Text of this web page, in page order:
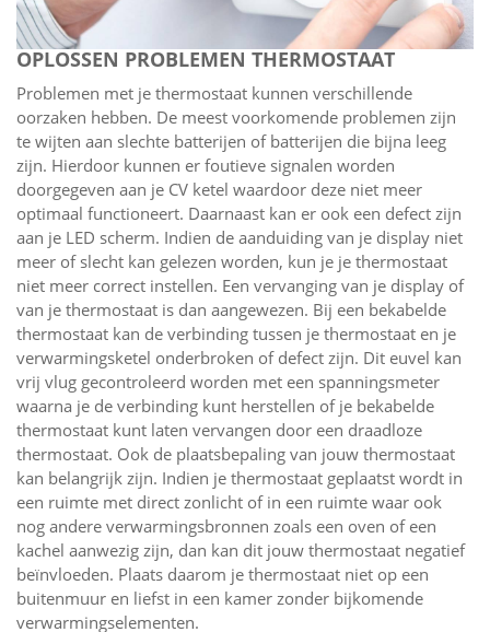
OPLOSSEN PROBLEMEN THERMOSTAAT
Problemen met je thermostaat kunnen verschillende
oorzaken hebben. De meest voorkomende problemen zijn
te wijten aan slechte batterijen of batterijen die bijna leeg
zijn. Hierdoor kunnen er foutieve signalen worden
doorgegeven aan je CV ketel waardoor deze niet meer
optimaal functioneert. Daarnaast kan er ook een defect zijn
aan je LED scherm. Indien de aanduiding van je display niet
meer of slecht kan gelezen worden, kun je je thermostaat
niet meer correct instellen. Een vervanging van je display of
van je thermostaat is dan aangewezen. Bij een bekabelde
thermostaat kan de verbinding tussen je thermostaat en je
verwarmingsketel onderbroken of defect zijn. Dit euvel kan
vrij vlug gecontroleerd worden met een spanningsmeter
waarna je de verbinding kunt herstellen of je bekabelde
thermostaat kunt laten vervangen door een draadloze
thermostaat. Ook de plaatsbepaling van jouw thermostaat
kan belangrijk zijn. Indien je thermostaat geplaatst wordt in
een ruimte met direct zonlicht of in een ruimte waar ook
nog andere verwarmingsbronnen zoals een oven of een
kachel aanwezig zijn, dan kan dit jouw thermostaat negatief
beïnvloeden. Plaats daarom je thermostaat niet op een
buitenmuur en liefst in een kamer zonder bijkomende
verwarmingselementen.